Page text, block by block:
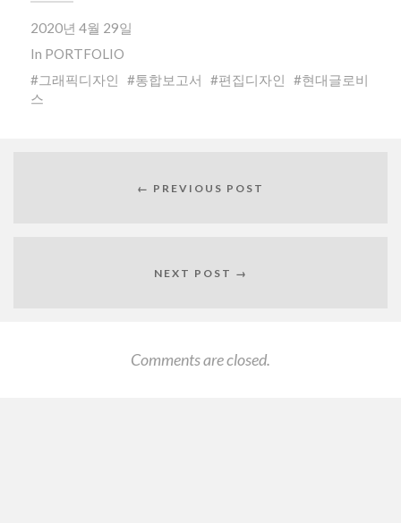
2020년 4월 29일
In PORTFOLIO
그래픽디자인
통합보고서 편집디자인
현대글로비
스
← PREVIOUS POST
NEXT POST →
Comments are closed.